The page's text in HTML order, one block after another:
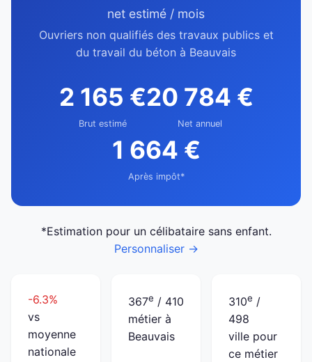
net estimé / mois
Ouvriers non qualifiés des travaux publics et
du travail du béton à Beauvais
2 165 €
Brut estimé
20 784 €
Net annuel
1 664 €
Après impôt*
*Estimation pour un célibataire sans enfant.
Personnaliser →
-6.3%
vs
moyenne
nationale
367e / 410
métier à
Beauvais
310e /
498
ville pour
ce métier